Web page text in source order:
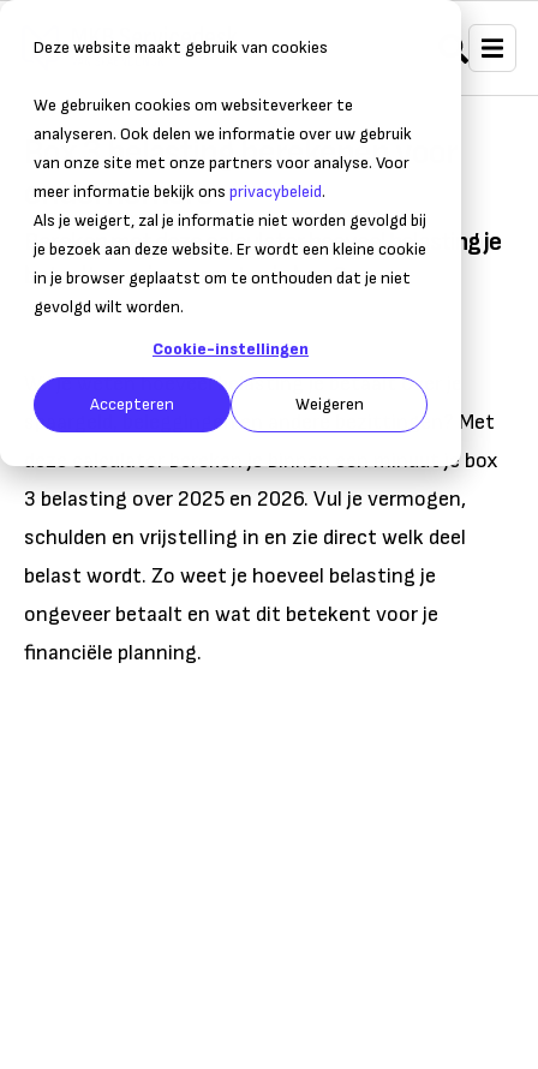
Deze website maakt gebruik van cookies
We gebruiken cookies om websiteverkeer te
analyseren. Ook delen we informatie over uw gebruik
van onze site met onze partners voor analyse. Voor
meer informatie bekijk ons privacybeleid.
Als je weigert, zal je informatie niet worden gevolgd bij
je bezoek aan deze website. Er wordt een kleine cookie
in je browser geplaatst om te onthouden dat je niet
gevolgd wilt worden.
Cookie-instellingen
Accepteren Weigeren
Box 3 belasting berekenen voor
ondernemers
Bereken met deze calculator hoeveel belasting je
betaalt over je vermogen in box 3
Wil je weten hoeveel belasting je betaalt over je
spaargeld, beleggingen en andere bezittingen? Met
deze calculator bereken je binnen een minuut je box
3 belasting over 2025 en 2026. Vul je vermogen,
schulden en vrijstelling in en zie direct welk deel
belast wordt. Zo weet je hoeveel belasting je
ongeveer betaalt en wat dit betekent voor je
financiële planning.